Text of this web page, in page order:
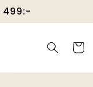
499:-